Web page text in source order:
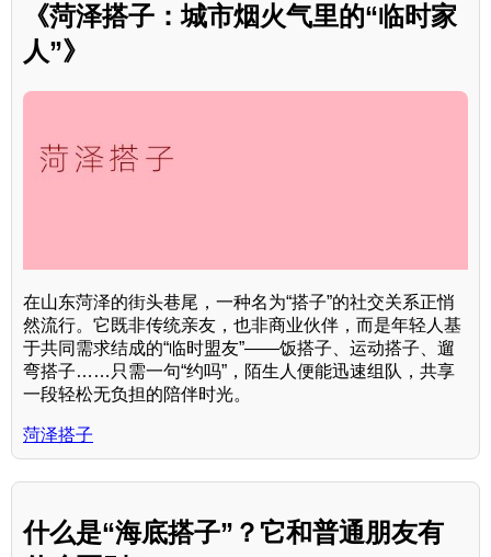
《菏泽搭子：城市烟火气里的“临时家
人”》
在山东菏泽的街头巷尾，一种名为“搭子”的社交关系正悄
然流行。它既非传统亲友，也非商业伙伴，而是年轻人基
于共同需求结成的“临时盟友”——饭搭子、运动搭子、遛
弯搭子……只需一句“约吗”，陌生人便能迅速组队，共享
一段轻松无负担的陪伴时光。
菏泽搭子
什么是“海底搭子”？它和普通朋友有